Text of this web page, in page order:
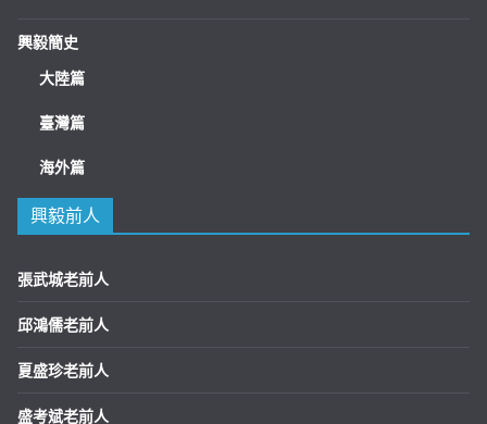
興毅簡史
大陸篇
臺灣篇
海外篇
興毅前人
張武城老前人
邱鴻儒老前人
夏盛珍老前人
盛考斌老前人